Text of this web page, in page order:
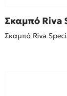
Σκαμπό Riva
Σκαμπό Riva